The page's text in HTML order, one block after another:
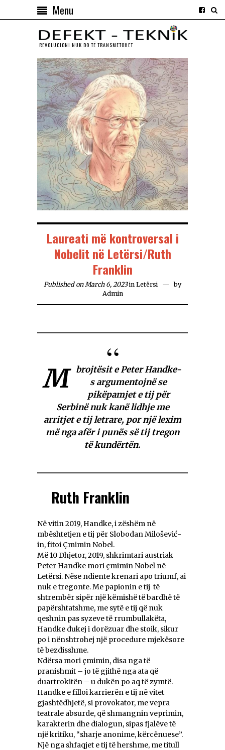
Menu
REVOLUCIONI NUK DO TЁ TRANSMETOHET
Laureati më kontroversal i
Nobelit në Letërsi/Ruth
Franklin
Published on March 6, 2023 in Letërsi
by
Admin
M
brojtësit e Peter Handke-
s argumentojnë se
pikëpamjet e tij për
Serbinë nuk kanë lidhje me
arritjet e tij letrare, por një lexim
më nga afër i punës së tij tregon
të kundërtën.
Ruth Franklin
Në vitin 2019, Handke, i zëshëm në
mbështetjen e tij për Slobodan Milošević-
in, fitoi Çmimin Nobel.
Më 10 Dhjetor, 2019, shkrimtari austriak
Peter Handke mori çmimin Nobel në
Letërsi. Nëse ndiente krenari apo triumf, ai
nuk e tregonte. Me papionin e tij të
shtrembër sipër një këmishë të bardhë të
papërshtatshme, me sytë e tij që nuk
qeshnin pas syzeve të rrumbullakëta,
Handke dukej i dorëzuar dhe stoik, sikur
po i nënshtrohej një procedure mjekësore
të bezdisshme.
Ndërsa mori çmimin, disa nga të
pranishmit – jo të gjithë nga ata që
duartrokitën – u dukën po aq të zymtë.
Handke e filloi karrierën e tij në vitet
gjashtëdhjetë, si provokator, me vepra
teatrale absurde, që shmangnin veprimin,
karakterin dhe dialogun, sipas fjalëve të
një kritiku, “sharje anonime, kërcënuese”.
Një nga shfaqjet e tij të hershme, me titull